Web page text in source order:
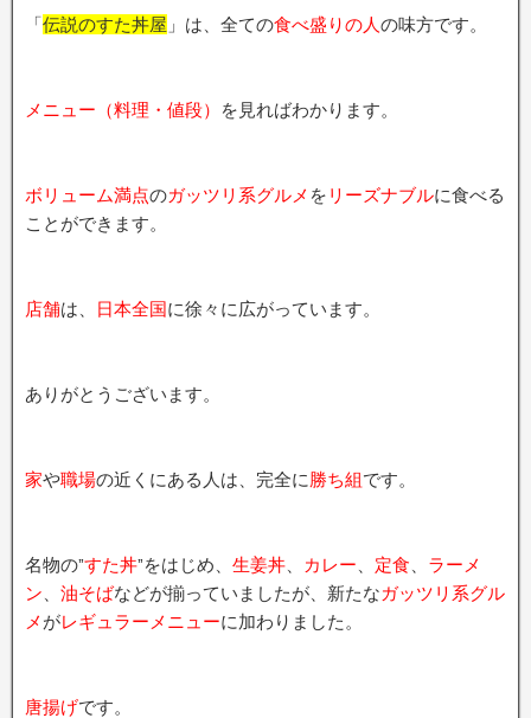
「伝説のすた丼屋 」は、全ての食べ盛りの人の味方です。
メニュー（料理・値段） を見ればわかります。
ボリューム満点のガッツリ系グルメ を リーズナブルに食べる
ことができます。
店舗は、 日本全国に徐々に広がっています。
ありがとうございます。
家や職場の近くにある人は、完全に勝ち組です。
名物の”すた丼”をはじめ、 生姜丼 カレー 定食
ラーメ
ン
油そばなどが揃っていましたが、新たなガッツリ系グル
メ がレギュラーメニューに加わりました。
唐揚げです。